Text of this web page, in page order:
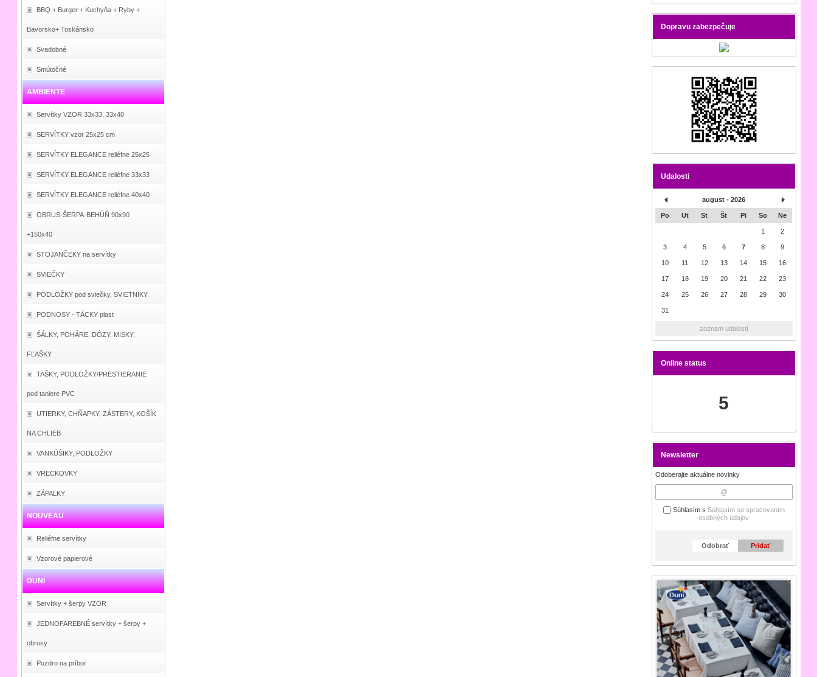
BBQ + Burger + Kuchyňa + Ryby +
Bavorsko+ Toskánsko
Svadobné
Smútočné
AMBIENTE
Servítky VZOR 33x33, 33x40
SERVÍTKY vzor 25x25 cm
SERVÍTKY ELEGANCE reliéfne 25x25
SERVÍTKY ELEGANCE reliéfne 33x33
SERVÍTKY ELEGANCE reliéfne 40x40
OBRUS-ŠERPA-BEHÚŇ 90x90
+150x40
STOJANČEKY na servítky
SVIEČKY
PODLOŽKY pod sviečky, SVIETNIKY
PODNOSY - TÁCKY plast
ŠÁLKY, POHÁRE, DÓZY, MISKY,
FĽAŠKY
TAŠKY, PODLOŽKY/PRESTIERANIE
pod taniere PVC
UTIERKY, CHŇAPKY, ZÁSTERY, KOŠÍK
NA CHLIEB
VANKÚŠIKY, PODLOŽKY
VRECKOVKY
ZÁPALKY
NOUVEAU
Reliéfne servítky
Vzorové papierové
DUNI
Servítky + šerpy VZOR
JEDNOFAREBNÉ servítky + šerpy +
obrusy
Puzdro na príbor
Dopravu zabezpečuje
Udalosti
august - 2026
Po Ut St Št Pi So Ne
1 2
3 4 5 6 7 8 9
10 11 12 13 14 15 16
17 18 19 20 21 22 23
24 25 26 27 28 29 30
31
zoznam udalostí
Online status
5
Newsletter
Odoberajte aktuálne novinky
Súhlasím s Súhlasím so spracovaním
osobných údajov
Odobrať Pridať